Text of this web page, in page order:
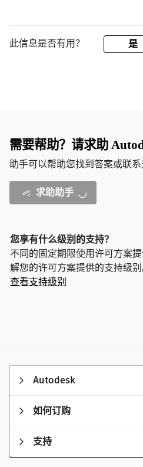
此信息是否有用？ 是
需要帮助？请求助
助手可以帮助您找到答案或联系
求助助手
您享有什么级别的支持？
不同的固定期限使用许可方案
解您的许可方案提供的支持级别
查看支持级别
Autodesk
如何订购
支持